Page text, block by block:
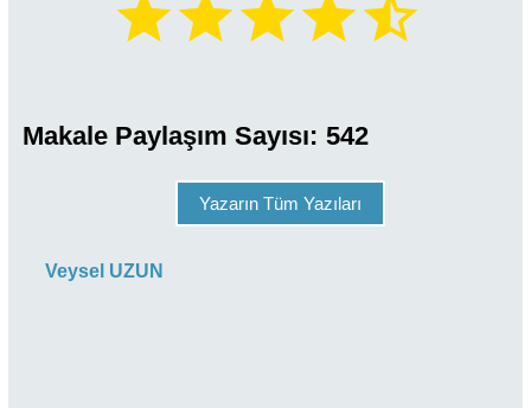
Makale Paylaşım Sayısı: 542
Yazarın Tüm Yazıları
Veysel UZUN